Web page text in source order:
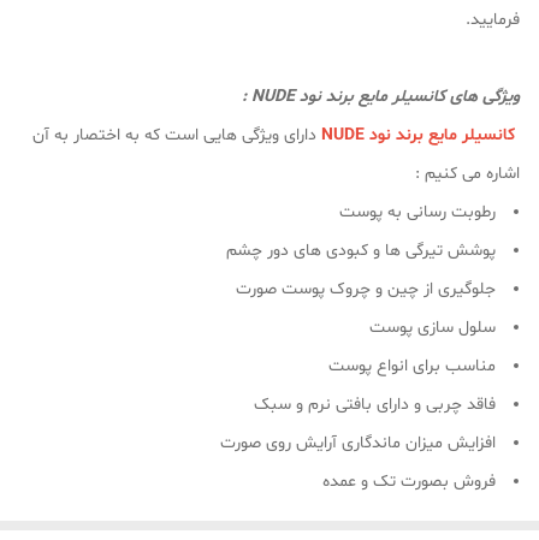
فرمایید.
ویژگی های کانسیلر مایع برند نود NUDE :
کانسیلر مایع برند نود NUDE
دارای ویژگی هایی است که به اختصار به آن
اشاره می کنیم :
رطوبت رسانی به پوست
پوشش تیرگی ها و کبودی های دور چشم
جلوگیری از چین و چروک پوست صورت
سلول سازی پوست
مناسب برای انواع پوست
فاقد چربی و دارای بافتی نرم و سبک
افزایش میزان ماندگاری آرایش روی صورت
فروش بصورت تک و عمده